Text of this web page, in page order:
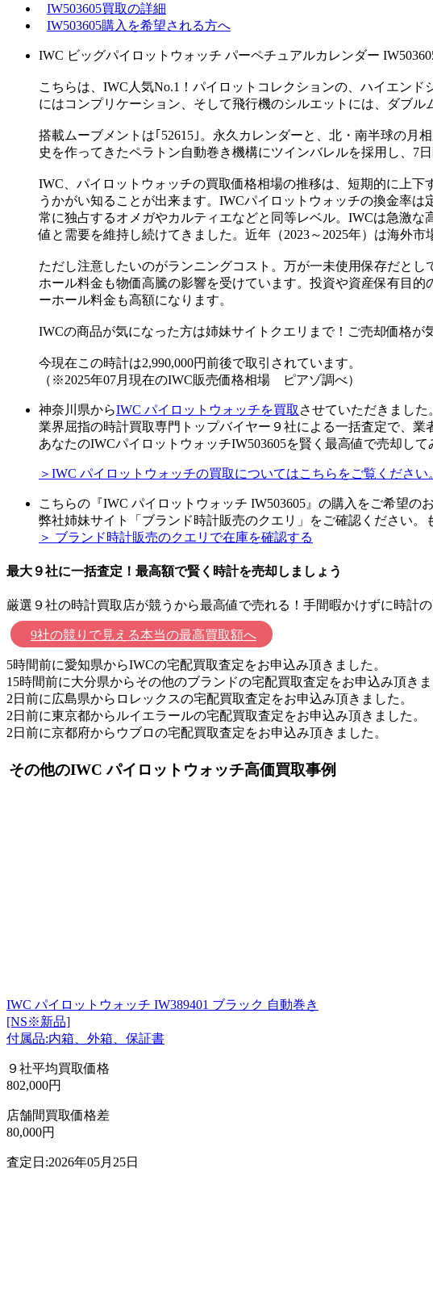
IW503605買取の詳細
IW503605購入を希望される方へ
IWC ビッグパイロットウォッチ パーペチュアルカレンダー
こちらは、IWC人気No.1！パイロットコレクションの、ハイエン
にはコンプリケーション、そして飛行機のシルエットには、ダブ
搭載ムーブメントは｢52615｣。永久カレンダーと、北・南半球の
史を作ってきたペラトン自動巻き機構にツインバレルを採用し、7
IWC、パイロットウォッチの買取価格相場の推移は、短期的に上
うかがい知ることが出来ます。IWCパイロットウォッチの換金率
常に独占するオメガやカルティエなどと同等レベル。IWCは急激
値と需要を維持し続けてきました。近年（2023～2025年）は海外
ただし注意したいのがランニングコスト。万が一未使用保存だと
ホール料金も物価高騰の影響を受けています。投資や資産保有目
ーホール料金も高額になります。
IWCの商品が気になった方は姉妹サイトクエリまで！ご売却価格
今現在この時計は2,990,000円前後で取引されています。
（※2025年07月現在のIWC販売価格相場 ピアゾ調べ）
神奈川県からIWC パイロットウォッチを買取 させていただきました
業界屈指の時計買取専門トップバイヤー９社による一括査定で、業
あなたのIWCパイロットウォッチIW503605を賢く最高値で売却して
＞IWC パイロットウォッチの買取についてはこちらをご覧ください
こちらの『IWC パイロットウォッチ IW503605』の購入をご希望のお
弊社姉妹サイト「ブランド時計販売のクエリ」をご確認ください
＞ ブランド時計販売のクエリで在庫を確認する
最大９社に一括査定！ 最高額で賢く時計を売却しましょう
厳選９社の時計買取店が競うから最高値で売れる！手間暇かけずに時計の
9社の競りで見える本当の最高買取額へ
5時間前に愛知県からIWCの宅配買取査定をお申込み頂きました。
15時間前に大分県からその他のブランドの宅配買取査定をお申込み頂きま
2日前に広島県からロレックスの宅配買取査定をお申込み頂きました。
2日前に東京都からルイエラールの宅配買取査定をお申込み頂きました。
2日前に京都府からウブロの宅配買取査定をお申込み頂きました。
その他のIWC パイロットウォッチ高価買取事例
IWC パイロットウォッチ IW389401 ブラック 自動巻き
[NS※新品]
付属品:内箱、外箱、保証書
９社平均買取価格
802,000円
店舗間買取価格差
80,000円
査定日:2026年05月25日